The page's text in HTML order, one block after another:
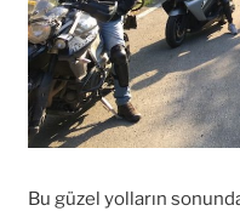
Bu güzel yolların